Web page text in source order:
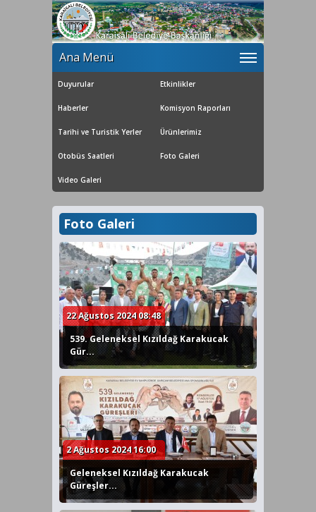
Ana Menü
Duyurular Etkinlikler
Haberler Komisyon Raporları
Tarihi ve Turistik Yerler Ürünlerimiz
Otobüs Saatleri Foto Galeri
Video Galeri
Foto Galeri
22 Ağustos 2024 08:48
539. Geleneksel Kızıldağ Karakucak
Gür...
2 Ağustos 2024 16:00
Geleneksel Kızıldağ Karakucak
Güreşler...